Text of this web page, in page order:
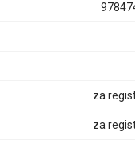
za
za